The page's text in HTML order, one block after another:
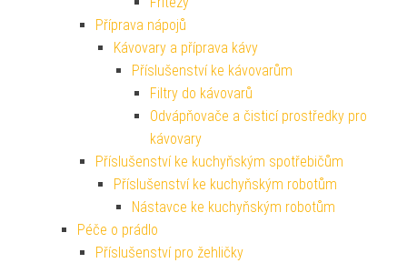
Příprava nápojů
Kávovary a příprava kávy
Příslušenství ke kávovarům
Filtry do kávovarů
Odvápňovače a čisticí prostředky pro
kávovary
Příslušenství ke kuchyňským spotřebičům
Příslušenství ke kuchyňským robotům
Nástavce ke kuchyňským robotům
Péče o prádlo
Příslušenství pro žehličky